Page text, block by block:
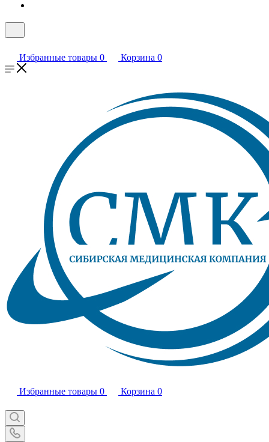
Избранные товары 0 Корзина 0
Избранные товары 0 Корзина 0